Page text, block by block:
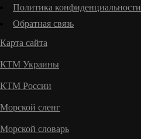
Политика конфиденциальности
Обратная связь
Карта сайта
КТМ Украины
КТМ России
Морской сленг
Морской словарь